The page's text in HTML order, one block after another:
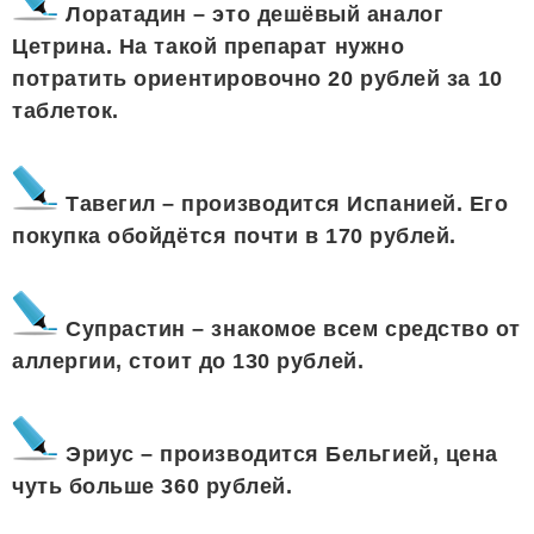
Лоратадин – это дешёвый аналог
Цетрина. На такой препарат нужно
потратить ориентировочно 20 рублей за 10
таблеток.
Тавегил – производится Испанией. Его
покупка обойдётся почти в 170 рублей.
Супрастин – знакомое всем средство от
аллергии, стоит до 130 рублей.
Эриус – производится Бельгией, цена
чуть больше 360 рублей.